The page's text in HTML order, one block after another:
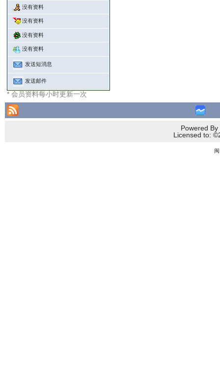
没有资料
没有资料
没有资料
没有资料
发送短消息
发送邮件
* 会员资料每小时更新一次
Powered
Licensed to: